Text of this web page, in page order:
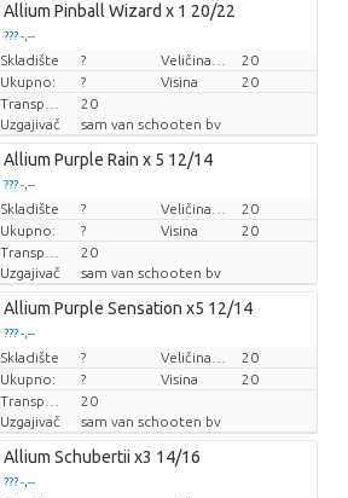
Allium Pinball Wizard x 1 20/22
??? -,--
Cijena po komadu
Skladište ?
20
Ukupno:
? Visina
20
20
Uzgajivač
sam van schooten bv
Allium Purple Rain x 5 12/14
??? -,--
Cijena po komadu
Skladište ?
20
Ukupno:
? Visina
20
20
Uzgajivač
sam van schooten bv
Allium Purple Sensation x5 12/14
??? -,--
Cijena po komadu
Skladište ?
20
Ukupno:
? Visina
20
20
Uzgajivač
sam van schooten bv
Allium Schubertii x3 14/16
??? -,--